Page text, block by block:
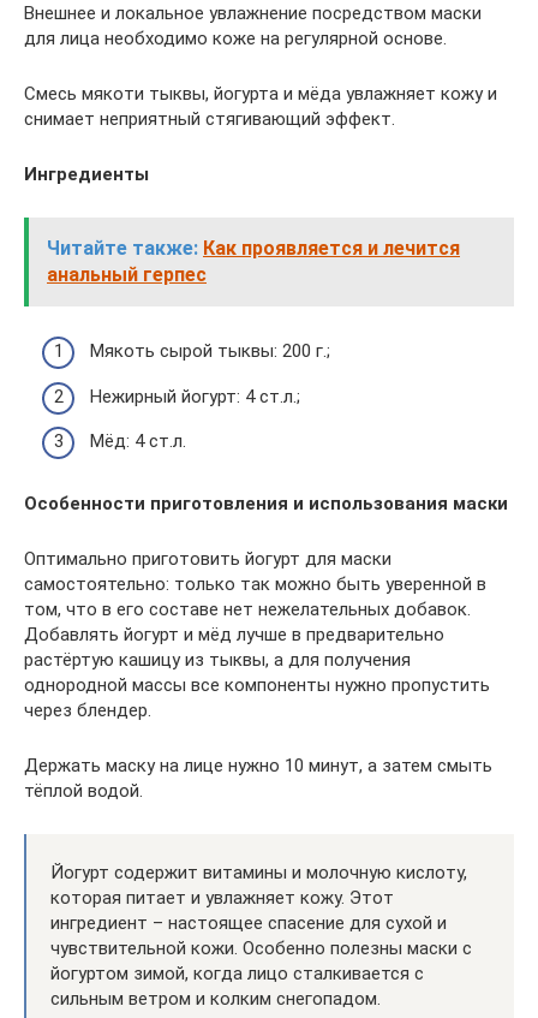
Внешнее и локальное увлажнение посредством маски
для лица необходимо коже на регулярной основе.
Смесь мякоти тыквы, йогурта и мёда увлажняет кожу и
снимает неприятный стягивающий эффект.
Ингредиенты
Читайте также: Как проявляется и лечится
анальный герпес
Мякоть сырой тыквы: 200 г.;
Нежирный йогурт: 4 ст.л.;
Мёд: 4 ст.л.
Особенности приготовления и использования маски
Оптимально приготовить йогурт для маски
самостоятельно: только так можно быть уверенной в
том, что в его составе нет нежелательных добавок.
Добавлять йогурт и мёд лучше в предварительно
растёртую кашицу из тыквы, а для получения
однородной массы все компоненты нужно пропустить
через блендер.
Держать маску на лице нужно 10 минут, а затем смыть
тёплой водой.
Йогурт содержит витамины и молочную кислоту,
которая питает и увлажняет кожу. Этот
ингредиент – настоящее спасение для сухой и
чувствительной кожи. Особенно полезны маски с
йогуртом зимой, когда лицо сталкивается с
сильным ветром и колким снегопадом.